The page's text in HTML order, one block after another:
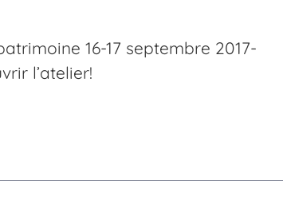
16-17 septembre 2017-
l’atelier!